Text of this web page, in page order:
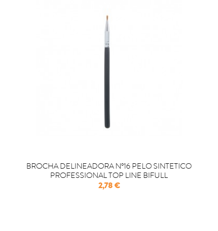
BROCHA DELINEADORA Nº16 PELO SINTETICO
PROFESSIONAL TOP LINE BIFULL
Precio
2,78 €